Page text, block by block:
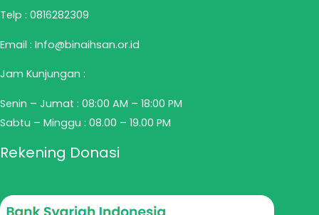
Telp : 0816282309
Email : Info@binaihsan.or.id
Jam Kunjungan :
Senin – Jumat : 08:00 AM – 18:00 PM
Sabtu – Minggu : 08.00 – 19.00 PM
Rekening Donasi